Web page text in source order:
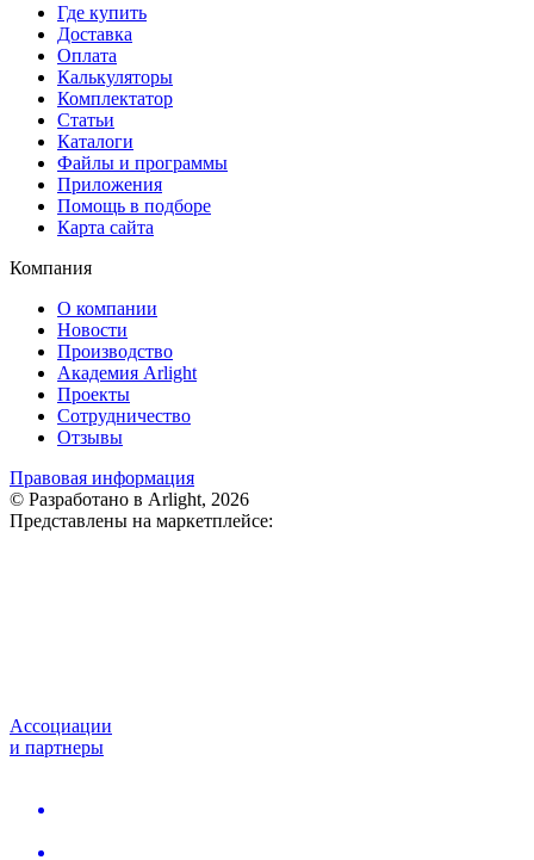
Где купить
Доставка
Оплата
Калькуляторы
Комплектатор
Статьи
Каталоги
Файлы и программы
Приложения
Помощь в подборе
Карта сайта
Компания
О компании
Новости
Производство
Академия Arlight
Проекты
Сотрудничество
Отзывы
Правовая информация
© Разработано в Arlight, 2026
Представлены на маркетплейсе:
Ассоциации
и партнеры